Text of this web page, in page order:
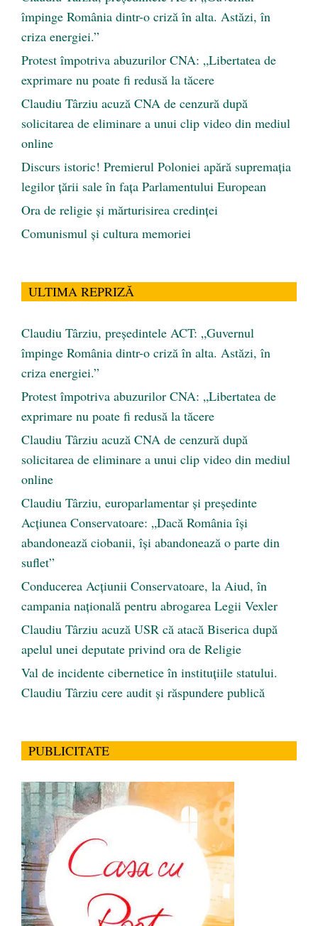
împinge România dintr-o criză în alta. Astăzi, în
criza energiei.”
Protest împotriva abuzurilor CNA: „Libertatea de
exprimare nu poate fi redusă la tăcere
Claudiu Târziu acuză CNA de cenzură după
solicitarea de eliminare a unui clip video din mediul
online
Discurs istoric! Premierul Poloniei apără supremația
legilor țării sale în fața Parlamentului European
Ora de religie şi mărturisirea credinţei
Comunismul şi cultura memoriei
ULTIMA REPRIZĂ
Claudiu Târziu, președintele ACT: „Guvernul
împinge România dintr-o criză în alta. Astăzi, în
criza energiei.”
Protest împotriva abuzurilor CNA: „Libertatea de
exprimare nu poate fi redusă la tăcere
Claudiu Târziu acuză CNA de cenzură după
solicitarea de eliminare a unui clip video din mediul
online
Claudiu Târziu, europarlamentar și președinte
Acțiunea Conservatoare: „Dacă România își
abandonează ciobanii, își abandonează o parte din
suflet”
Conducerea Acțiunii Conservatoare, la Aiud, în
campania națională pentru abrogarea Legii Vexler
Claudiu Târziu acuză USR că atacă Biserica după
apelul unei deputate privind ora de Religie
Val de incidente cibernetice în instituțiile statului.
Claudiu Târziu cere audit și răspundere publică
PUBLICITATE